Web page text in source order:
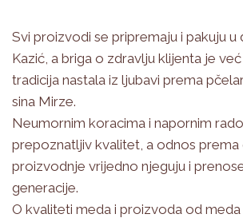
Svi proizvodi se pripremaju i pakuju u
Kazić, a briga o zdravlju klijenta je
tradicija nastala iz ljubavi prema
sina Mirze.
Neumornim koracima i napornim
prepoznatljiv kvalitet, a odnos prema
proizvodnje vrijedno njeguju i
generacije.
O kvaliteti meda i proizvoda od